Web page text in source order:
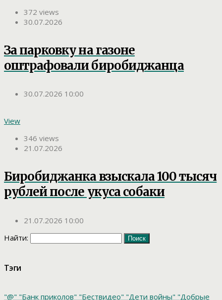
372 views
30.07.2026
За парковку на газоне
оштрафовали биробиджанца
30.07.2026 10:00
View
346 views
21.07.2026
Биробиджанка взыскала 100 тысяч
рублей после укуса собаки
21.07.2026 10:00
Найти:
Тэги
"@" "Банк приколов" "Бествидео" "Дети войны" "Добрые